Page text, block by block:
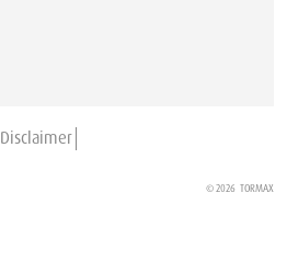
Disclaimer
© 2026 TORMAX